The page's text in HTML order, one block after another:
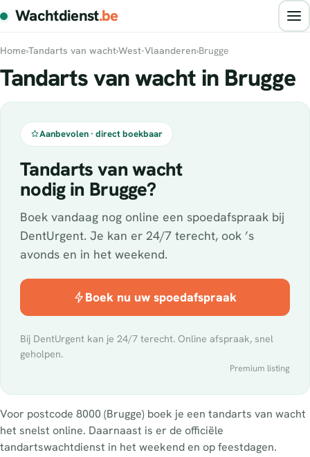
Wachtdienst.be
Home›Tandarts van wacht›West-Vlaanderen›Brugge
Tandarts van wacht in Brugge
Aanbevolen · direct boekbaar
Tandarts van wacht
nodig in Brugge?
Boek vandaag nog online een spoedafspraak bij
DentUrgent. Je kan er 24/7 terecht, ook ’s
avonds en in het weekend.
Boek nu uw spoedafspraak
Bij DentUrgent kan je 24/7 terecht. Online afspraak, snel
geholpen.
Premium listing
Voor postcode 8000 (Brugge) boek je een tandarts van wacht
het snelst online. Daarnaast is er de officiële
tandartswachtdienst in het weekend en op feestdagen.